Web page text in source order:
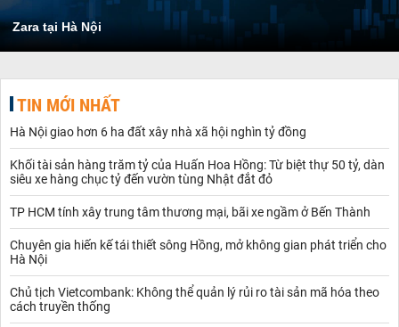
Zara tại Hà Nội
TIN MỚI NHẤT
Hà Nội giao hơn 6 ha đất xây nhà xã hội nghìn tỷ đồng
Khối tài sản hàng trăm tỷ của Huấn Hoa Hồng: Từ biệt thự 50 tỷ, dàn
siêu xe hàng chục tỷ đến vườn tùng Nhật đắt đỏ
TP HCM tính xây trung tâm thương mại, bãi xe ngầm ở Bến Thành
Chuyên gia hiến kế tái thiết sông Hồng, mở không gian phát triển cho
Hà Nội
Chủ tịch Vietcombank: Không thể quản lý rủi ro tài sản mã hóa theo
cách truyền thống